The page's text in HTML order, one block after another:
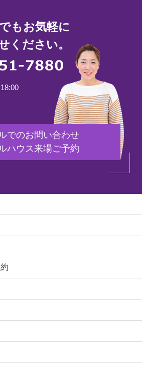
もお気軽に
ください。
0745-51-7880
でのお問い合わせ
ハウス来場ご予約